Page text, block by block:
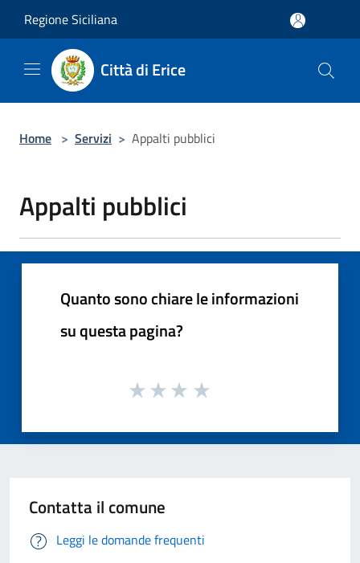
Regione Siciliana
Città di Erice
Home > Servizi > Appalti pubblici
Appalti pubblici
Quanto sono chiare le informazioni
su questa pagina?
Contatta il comune
Leggi le domande frequenti